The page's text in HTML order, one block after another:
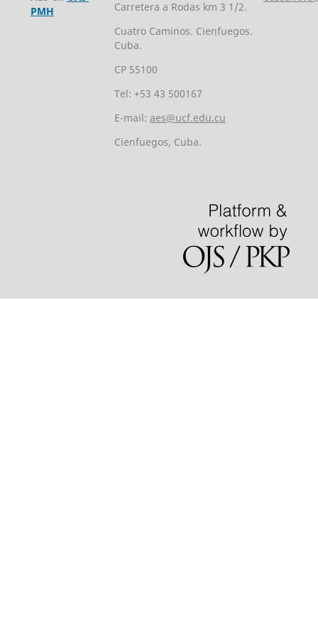
PMH
Carretera a Rodas km 3 1/2.
Cuatro Caminos. Cienfuegos.
Cuba.
CP 55100
Tel: +53 43 500167
E-mail: aes@ucf.edu.cu
Cienfuegos, Cuba.